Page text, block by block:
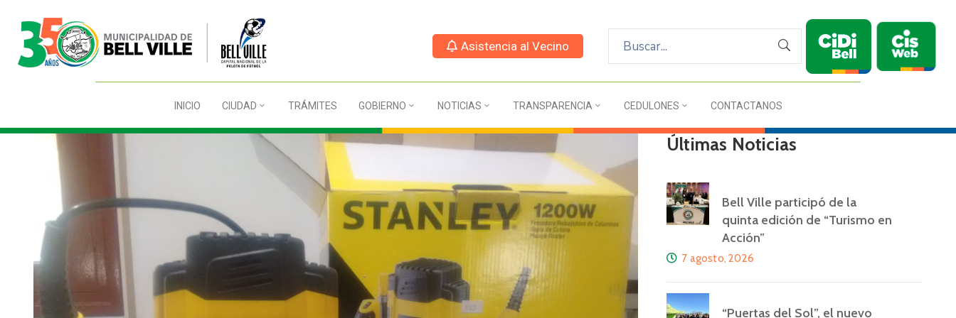
Asistencia al Vecino
INICIO CIUDAD TRÁMITES GOBIERNO NOTICIAS TRANSPARENCIA CEDULONES CONTACTANOS
Últimas Noticias
Bell Ville participó de la
quinta edición de “Turismo en
Acción”
7 agosto, 2026
“Puertas del Sol”, el nuevo